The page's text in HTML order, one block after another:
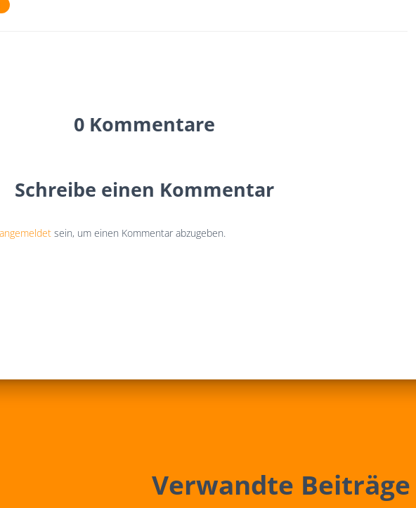
0 Kommentare
Schreibe einen Kommentar
angemeldet sein, um einen Kommentar abzugeben.
Verwandte Beiträge